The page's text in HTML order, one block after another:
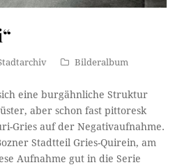
Bilderalbum
eine burgähnliche Struktur
aber schon fast pittoresk
Gries auf der Negativaufnahme.
Stadtteil Gries-Quirein, am
Aufnahme gut in die Serie